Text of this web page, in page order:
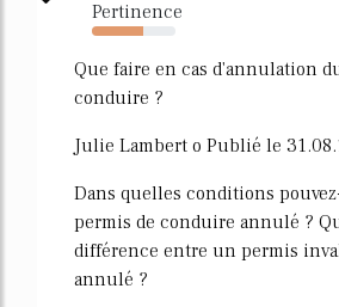
Pertinence
61%
Que faire en cas d'annulation
conduire ?
Julie Lambert o Publié le
Dans quelles conditions
permis de conduire annulé ?
différence entre un permis
annulé ?